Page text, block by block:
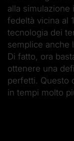
alla simulazione
fedeltà vicina al
tecnologia dei
semplice anche
Di fatto, ora
ottenere una
perfetti. Questo
in tempi molto